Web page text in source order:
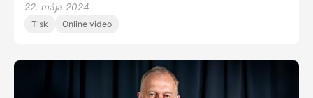
relevanci komentátora umocnila vlastní zkušenost z
izraelské armády, tamější prožitky z 90. let popisuje ve
chtějí vysvětlovat složité věci jednoduše. V životě
vyznává vrstevnatost, i proto vedle toho všeho působí
22. mája 2024
Tisk Online video